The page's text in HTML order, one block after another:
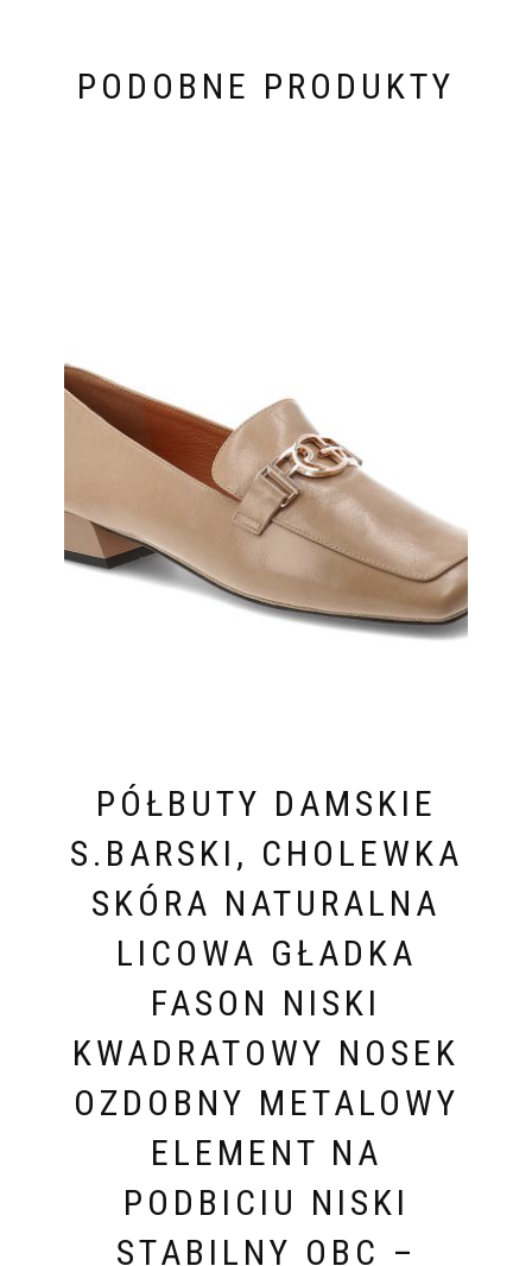
PODOBNE PRODUKTY
PÓŁBUTY DAMSKIE
S.BARSKI, CHOLEWKA
SKÓRA NATURALNA
LICOWA GŁADKA
FASON NISKI
KWADRATOWY NOSEK
OZDOBNY METALOWY
ELEMENT NA
PODBICIU NISKI
STABILNY OBC –